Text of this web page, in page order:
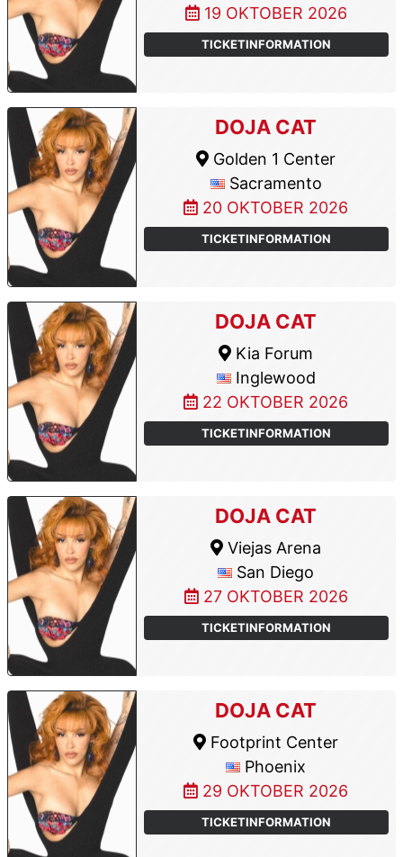
19 OKTOBER 2026
TICKETINFORMATION
DOJA CAT
Golden 1 Center
Sacramento
20 OKTOBER 2026
TICKETINFORMATION
DOJA CAT
Kia Forum
Inglewood
22 OKTOBER 2026
TICKETINFORMATION
DOJA CAT
Viejas Arena
San Diego
27 OKTOBER 2026
TICKETINFORMATION
DOJA CAT
Footprint Center
Phoenix
29 OKTOBER 2026
TICKETINFORMATION